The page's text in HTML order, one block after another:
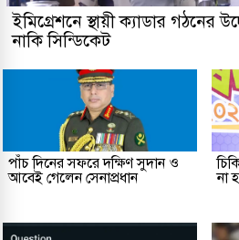
ইমিগ্রেশনে স্থায়ী ক্যাডার গঠনের
নাকি সিন্ডিকেট
পাঁচ দিনের সফরে দক্ষিণ সুদান ও
আবেই গেলেন সেনাপ্রধান
না